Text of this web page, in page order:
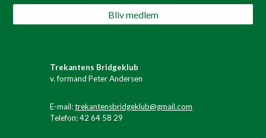
Bliv medlem
Trekantens Bridgeklub
v. formand Peter Andersen
E-mail:trekantensbridgeklub@gmail.com
Telefon:42 64 58 29